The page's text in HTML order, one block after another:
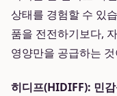
상태를 경험할 수 있
품을 전전하기보다,
영양만을 공급하는
히디프(HIDIFF): 민